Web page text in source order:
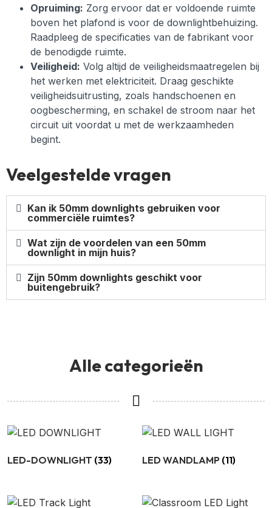
Opruiming: Zorg ervoor dat er voldoende ruimte
boven het plafond is voor de downlightbehuizing.
Raadpleeg de specificaties van de fabrikant voor
de benodigde ruimte.
Veiligheid: Volg altijd de veiligheidsmaatregelen bij
het werken met elektriciteit. Draag geschikte
veiligheidsuitrusting, zoals handschoenen en
oogbescherming, en schakel de stroom naar het
circuit uit voordat u met de werkzaamheden
begint.
Veelgestelde vragen
Kan ik 50mm downlights gebruiken voor
commerciële ruimtes?
Wat zijn de voordelen van een 50mm
downlight in mijn huis?
Zijn 50mm downlights geschikt voor
buitengebruik?
Alle categorieën
LED-DOWNLIGHT (33) LED WANDLAMP (11)